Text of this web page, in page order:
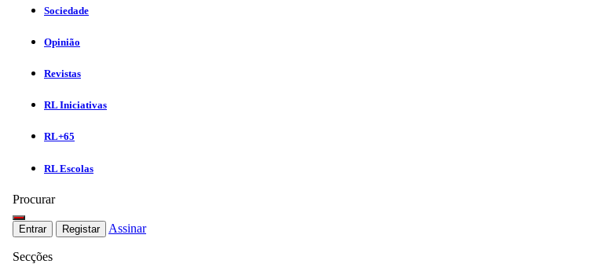
Sociedade
Opinião
Revistas
RL Iniciativas
RL+65
RL Escolas
Procurar
Entrar Registar Assinar
Secções